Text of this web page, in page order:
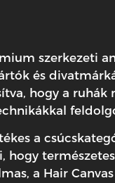
szerkezeti
és
hogy a
a
hogy
a Hair